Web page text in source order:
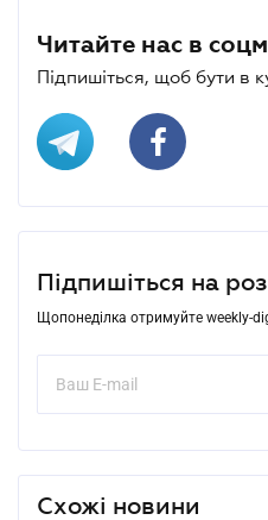
Читайте нас в
Підпишіться, щоб бути в
Підпишіться на
Щопонеділка отримуйте weekly-
Схожі новини